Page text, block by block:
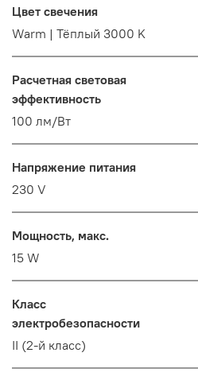
Цвет свечения
Warm | Тёплый 3000 K
Расчетная световая
эффективность
100 лм/Вт
Напряжение питания
230 V
Мощность, макс.
15 W
Класс
электробезопасности
II (2-й класс)